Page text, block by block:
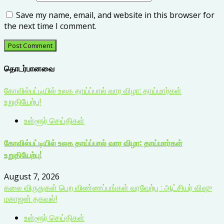
Save my name, email, and website in this browser for
the next time I comment.
தொடர்பானவை
கோவில்பட்டியில் உலக தாய்ப்பால் வார விழா: தாய்மார்கள்
உறுதியேற்பு!
உள்ளூர் செய்திகள்
கோவில்பட்டியில் உலக தாய்ப்பால் வார விழா: தாய்மார்கள்
உறுதியேற்பு!
August 7, 2026
கலை விருதுகள் பெற விண்ணப்பங்கள் வரவேற்பு : ஆட்சியர் விஷு
மகாஜன் தகவல்!
உள்ளூர் செய்திகள்